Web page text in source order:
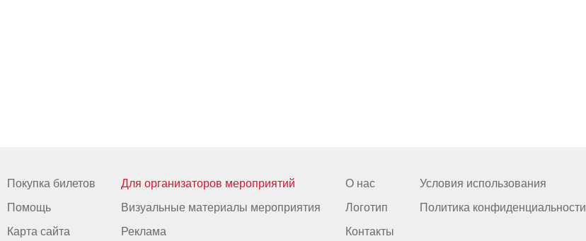
Покупка билетов
Помощь
Карта сайта
Для организаторов мероприятий
Визуальные материалы мероприятия
Реклама
О нас
Логотип
Контакты
Условия использования
Политика конфиденциальности